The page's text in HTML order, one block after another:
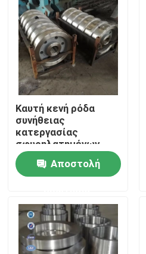
Σπίτι
Προϊόντα
Περίπου εμείς
Καυτή κενή ρόδα
συνήθειας
κατεργασίας
σφυρηλατημένων
κομματιών SAE4340
40crnimo τραχιά
Αποστολή